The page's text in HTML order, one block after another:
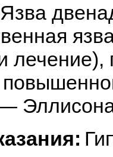
Язва
лечение),